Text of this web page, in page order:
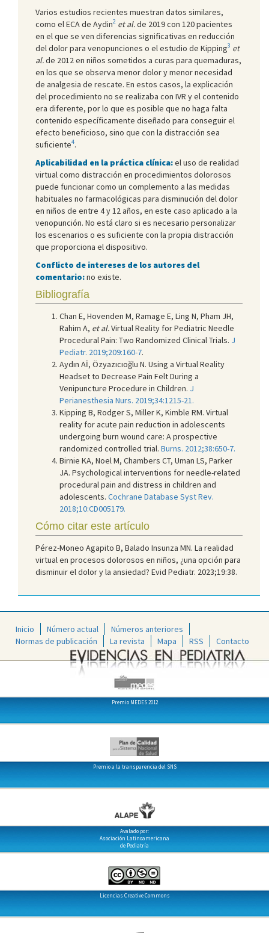
Varios estudios recientes muestran datos similares,
como el ECA de Aydin2 et al.de 2019 con 120 pacientes
en el que se ven diferencias significativas en reducción
del dolor para venopunciones o el estudio de Kipping3 et
al.de 2012 en niños sometidos a curas para quemaduras,
en los que se observa menor dolor y menor necesidad
de analgesia de rescate. En estos casos, la explicación
del procedimiento no se realizaba con IVR y el contenido
era diferente, por lo que es posible que no haga falta
contenido específicamente diseñado para conseguir el
efecto beneficioso, sino que con la distracción sea
suficiente4.
Aplicabilidad en la práctica clínica:el uso de realidad
virtual como distracción en procedimientos dolorosos
puede funcionar como un complemento a las medidas
habituales no farmacológicas para disminución del dolor
en niños de entre 4 y 12 años, en este caso aplicado a la
venopunción. No está claro si es necesario personalizar
los escenarios o es suficiente con la propia distracción
que proporciona el dispositivo.
Conflicto de intereses de los autores del
comentario:no existe.
Bibliografía
Chan E, Hovenden M, Ramage E, Ling N, Pham JH,
Rahim A, et al.Virtual Reality for Pediatric Needle
Procedural Pain: Two Randomized Clinical Trials. J
Pediatr. 2019;209:160-7.
Aydın Aİ, Özyazıcıoğlu N. Using a Virtual Reality
Headset to Decrease Pain Felt During a
Venipuncture Procedure in Children. J
Perianesthesia Nurs. 2019;34:1215-21.
Kipping B, Rodger S, Miller K, Kimble RM. Virtual
reality for acute pain reduction in adolescents
undergoing burn wound care: A prospective
randomized controlled trial. Burns. 2012;38:650-7.
Birnie KA, Noel M, Chambers CT, Uman LS, Parker
JA. Psychological interventions for needle-related
procedural pain and distress in children and
adolescents. Cochrane Database Syst Rev.
2018;10:CD005179.
Cómo citar este artículo
Pérez-Moneo Agapito B, Balado Insunza MN. La realidad
virtual en procesos dolorosos en niños, ¿una opción para
disminuir el dolor y la ansiedad? Evid Pediatr. 2023;19:38.
Inicio Número actual
Números anteriores
Normas de publicación
La revista Mapa RSS Contacto
Premio MEDES 2012
Premio a la transparencia del SNS
Avalado por:
Asociación Latinoamericana
de Pediatría
Licencias Creative Commons